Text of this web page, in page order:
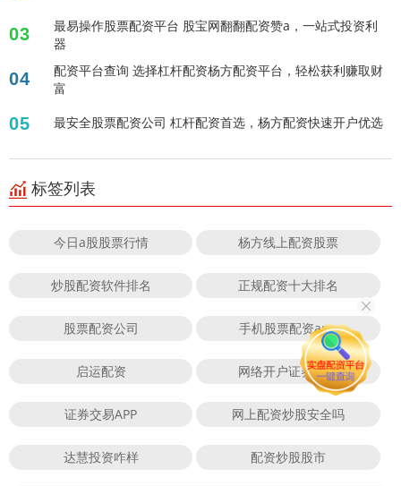
03
最易操作股票配资平台 股宝网翻翻配资赞a，一站式投资利
器
04
配资平台查询 选择杠杆配资杨方配资平台，轻松获利赚取财
富
05 最安全股票配资公司 杠杆配资首选，杨方配资快速开户优选
标签列表
今日a股股票行情 杨方线上配资股票
炒股配资软件排名 正规配资十大排名
股票配资公司 手机股票配资app
启运配资 网络开户证券账号
证券交易APP 网上配资炒股安全吗
达慧投资咋样 配资炒股股市